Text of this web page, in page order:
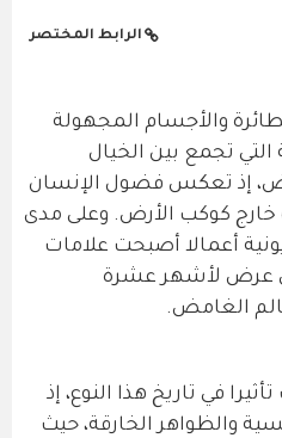
الرابط المختصر
والأجسام المجهولة
التي تجمع بين الخيال
إذ تعكس فضول الإنسان
خارج كوكب الأرض. وعلى مدى
أعمالا أصبحت علامات
عرض لأشهر عشرة
الغامض.
في تاريخ هذا النوع، إذ
والظواهر الخارقة، حيث